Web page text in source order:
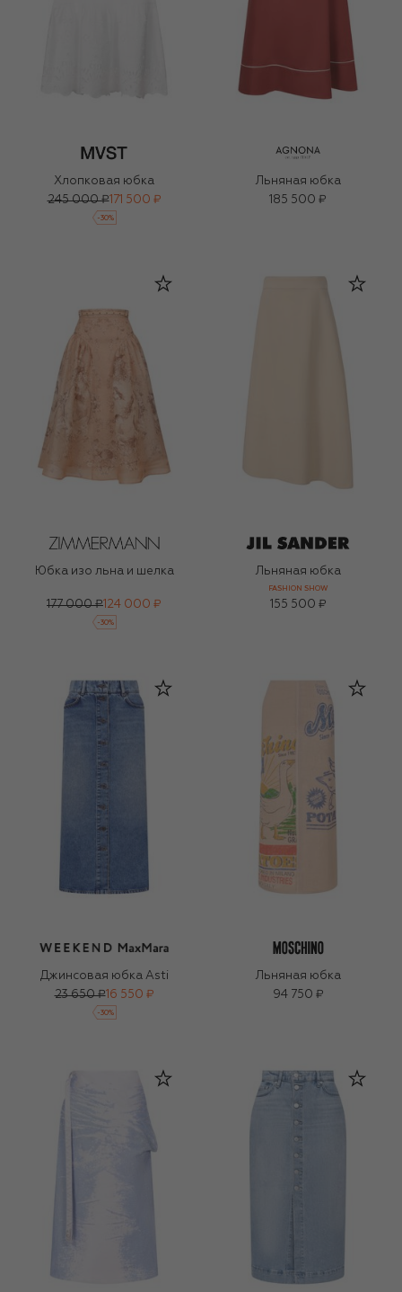
Хлопковая юбка
245 000 ₽171 500 ₽
-30%
Льняная юбка
185 500 ₽
Юбка изо льна и шелка
177 000 ₽ 124 000 ₽
-30%
Льняная юбка
FASHION SHOW
155 500 ₽
Джинсовая юбка Asti
23 650 ₽16 550 ₽
-30%
Льняная юбка
94 750 ₽